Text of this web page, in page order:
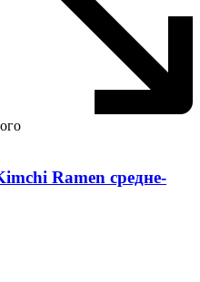
Ramen средне-